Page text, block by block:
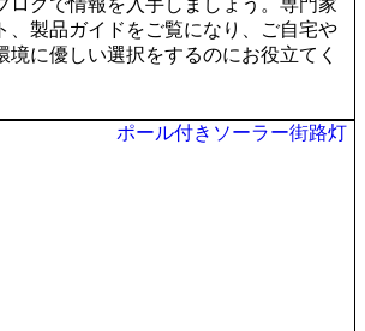
、製品ガイドをご覧になり、ご自宅や
境に優しい選択をするのにお役立てく